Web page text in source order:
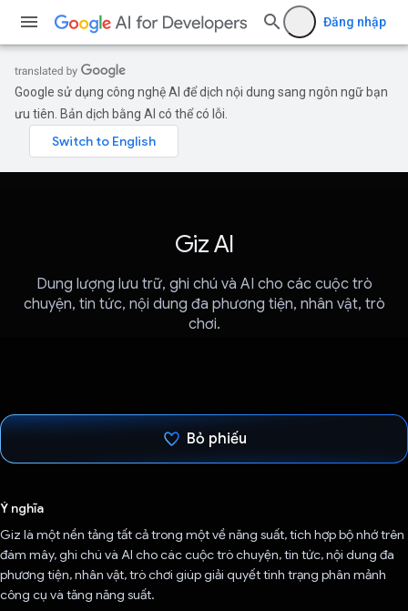
Đăng nhập
Google sử dụng công nghệ AI để dịch nội dung sang ngôn ngữ bạn
ưu tiên. Bản dịch bằng AI có thể có lỗi.
Giz AI
Dung lượng lưu trữ, ghi chú và AI cho các cuộc trò
chuyện, tin tức, nội dung đa phương tiện, nhân vật, trò
chơi.
Bỏ phiếu
Ý nghĩa
Giz là một nền tảng tất cả trong một về năng suất, tích hợp bộ nhớ trên
đám mây, ghi chú và AI cho các cuộc trò chuyện, tin tức, nội dung đa
phương tiện, nhân vật, trò chơi giúp giải quyết tình trạng phân mảnh
công cụ và tăng năng suất.